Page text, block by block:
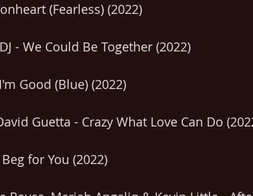
(Fearless) (2022)
- We Could Be Together (2022)
Good (Blue) (2022)
Guetta - Crazy What Love Can Do
for You (2022)